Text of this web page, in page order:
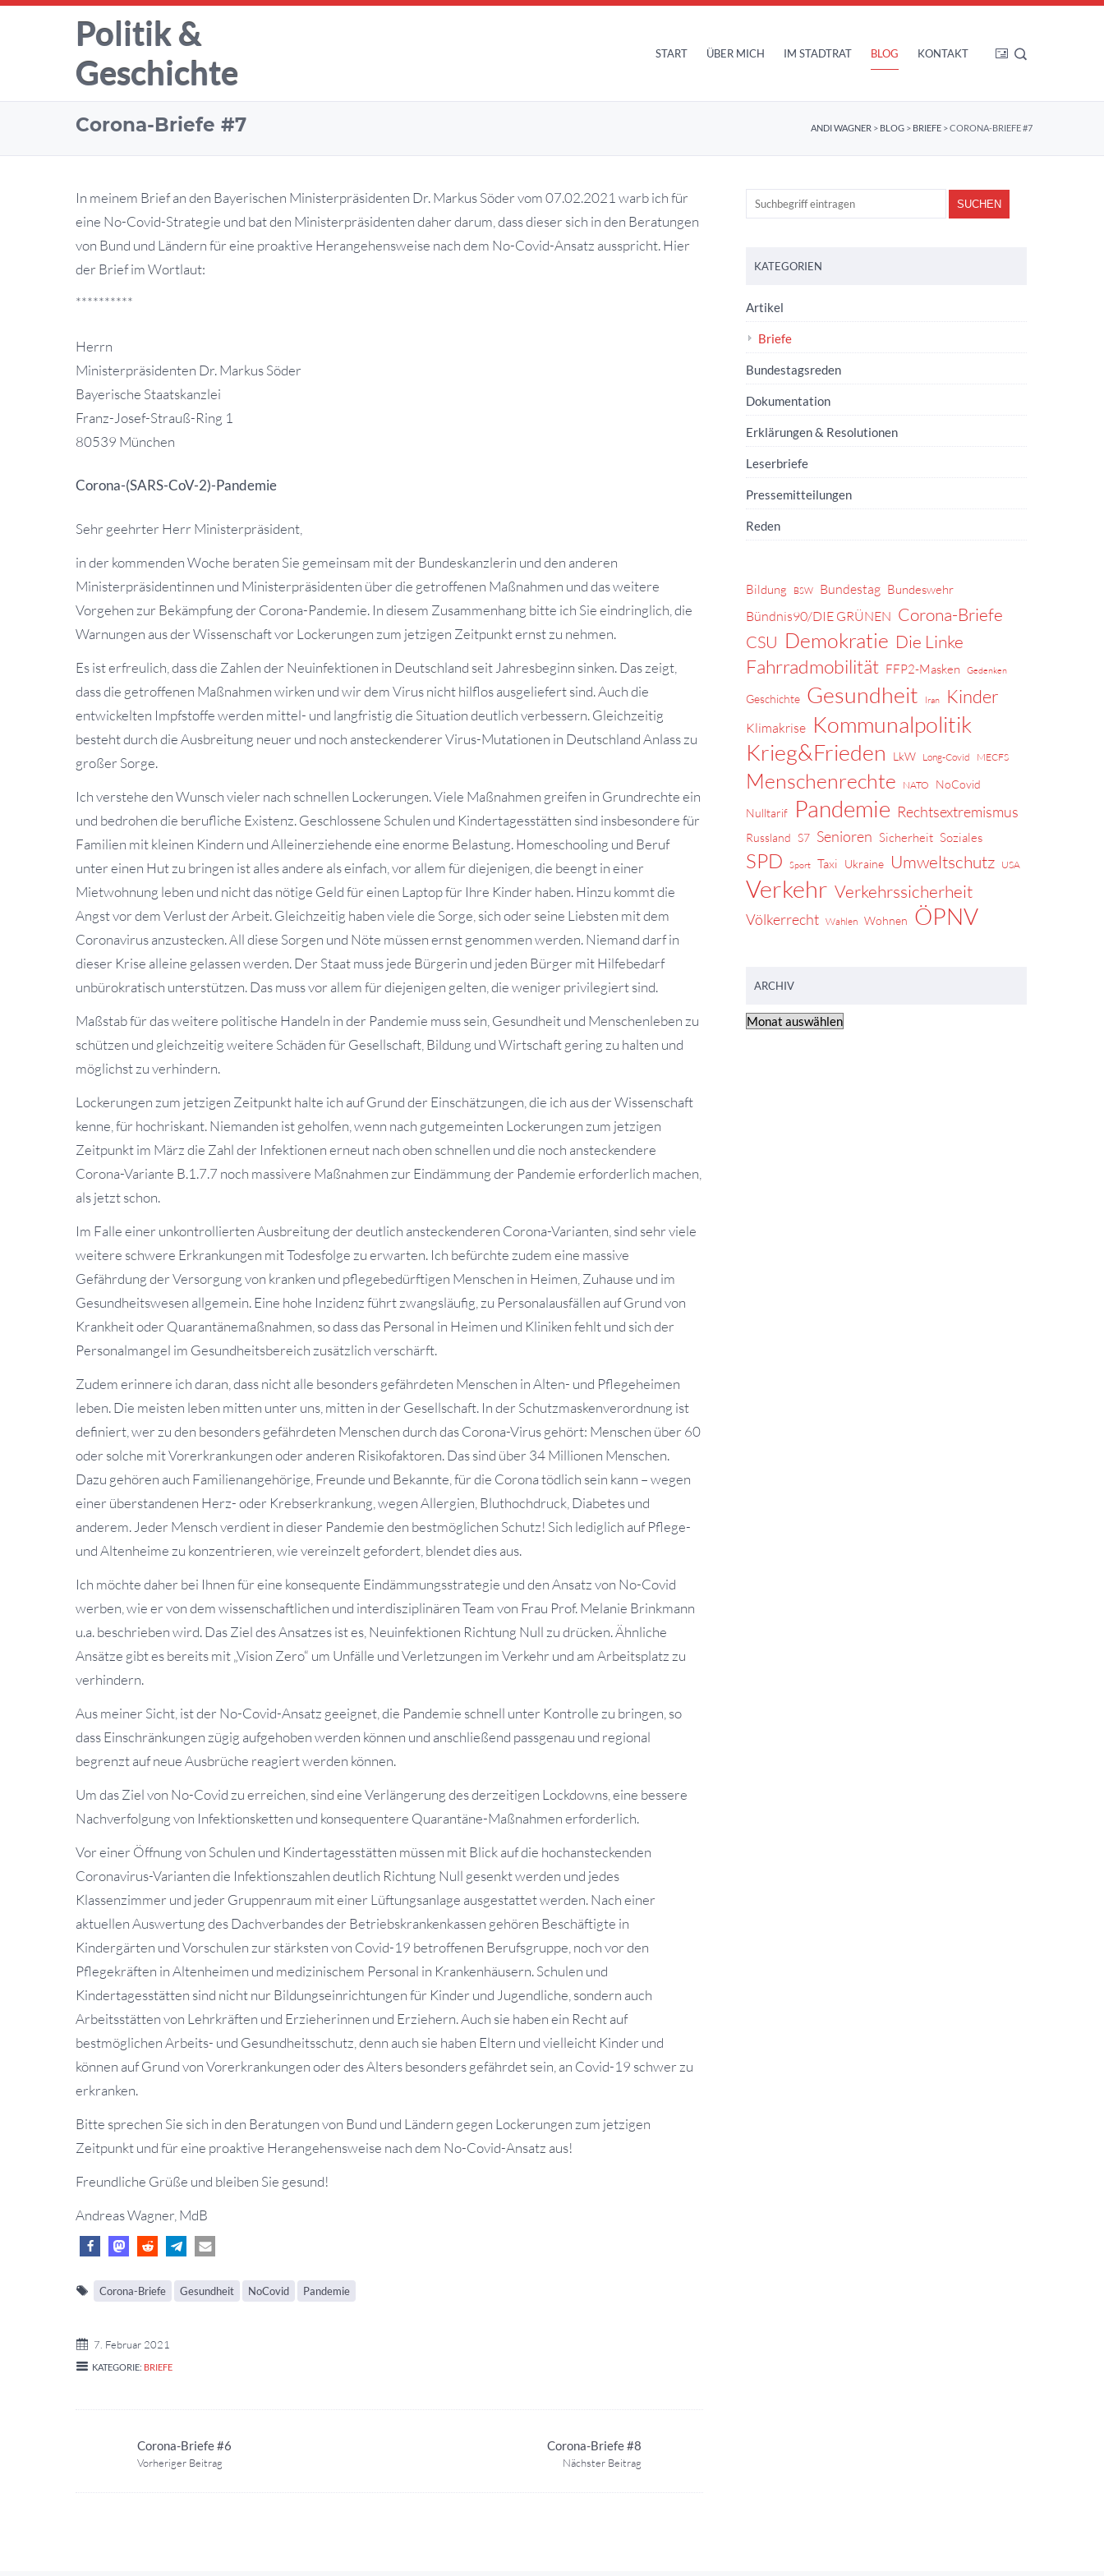
Politik &
Geschichte
START ÜBER MICH IM STADTRAT BLOG KONTAKT
Corona-Briefe #7 ANDI WAGNER > BLOG > BRIEFE >CORONA-BRIEFE #7
In meinem Brief an den Bayerischen Ministerpräsidenten Dr. Markus Söder vom 07.02.2021 warb ich für
eine No-Covid-Strategie und bat den Ministerpräsidenten daher darum, dass dieser sich in den Beratungen
von Bund und Ländern für eine proaktive Herangehensweise nach dem No-Covid-Ansatz ausspricht. Hier
der Brief im Wortlaut:
**********
Herrn
Ministerpräsidenten Dr. Markus Söder
Bayerische Staatskanzlei
Franz-Josef-Strauß-Ring 1
80539 München
Corona-(SARS-CoV-2)-Pandemie
Sehr geehrter Herr Ministerpräsident,
in der kommenden Woche beraten Sie gemeinsam mit der Bundeskanzlerin und den anderen
Ministerpräsidentinnen und Ministerpräsidenten über die getroffenen Maßnahmen und das weitere
Vorgehen zur Bekämpfung der Corona-Pandemie. In diesem Zusammenhang bitte ich Sie eindringlich, die
Warnungen aus der Wissenschaft vor Lockerungen zum jetzigen Zeitpunkt ernst zu nehmen.
Es ist erfreulich, dass die Zahlen der Neuinfektionen in Deutschland seit Jahresbeginn sinken. Das zeigt,
dass die getroffenen Maßnahmen wirken und wir dem Virus nicht hilflos ausgeliefert sind. Auch die
entwickelten Impfstoffe werden mittel- und langfristig die Situation deutlich verbessern. Gleichzeitig
besteht durch die Ausbreitung neuer und noch ansteckenderer Virus-Mutationen in Deutschland Anlass zu
großer Sorge.
Ich verstehe den Wunsch vieler nach schnellen Lockerungen. Viele Maßnahmen greifen in Grundrechte ein
und bedrohen die berufliche Existenz. Geschlossene Schulen und Kindertagesstätten sind insbesondere für
Familien mit kleinen Kindern und Alleinerziehende eine enorme Belastung. Homeschooling und Beruf
unter einen Hut zu bringen ist alles andere als einfach, vor allem für diejenigen, die beengt in einer
Mietwohnung leben und nicht das nötige Geld für einen Laptop für Ihre Kinder haben. Hinzu kommt die
Angst vor dem Verlust der Arbeit. Gleichzeitig haben viele die Sorge, sich oder seine Liebsten mit dem
Coronavirus anzustecken. All diese Sorgen und Nöte müssen ernst genommen werden. Niemand darf in
dieser Krise alleine gelassen werden. Der Staat muss jede Bürgerin und jeden Bürger mit Hilfebedarf
unbürokratisch unterstützen. Das muss vor allem für diejenigen gelten, die weniger privilegiert sind.
Maßstab für das weitere politische Handeln in der Pandemie muss sein, Gesundheit und Menschenleben zu
schützen und gleichzeitig weitere Schäden für Gesellschaft, Bildung und Wirtschaft gering zu halten und
möglichst zu verhindern.
Lockerungen zum jetzigen Zeitpunkt halte ich auf Grund der Einschätzungen, die ich aus der Wissenschaft
kenne, für hochriskant. Niemanden ist geholfen, wenn nach gutgemeinten Lockerungen zum jetzigen
Zeitpunkt im März die Zahl der Infektionen erneut nach oben schnellen und die noch ansteckendere
Corona-Variante B.1.7.7 noch massivere Maßnahmen zur Eindämmung der Pandemie erforderlich machen,
als jetzt schon.
Im Falle einer unkontrollierten Ausbreitung der deutlich ansteckenderen Corona-Varianten, sind sehr viele
weitere schwere Erkrankungen mit Todesfolge zu erwarten. Ich befürchte zudem eine massive
Gefährdung der Versorgung von kranken und pflegebedürftigen Menschen in Heimen, Zuhause und im
Gesundheitswesen allgemein. Eine hohe Inzidenz führt zwangsläufig, zu Personalausfällen auf Grund von
Krankheit oder Quarantänemaßnahmen, so dass das Personal in Heimen und Kliniken fehlt und sich der
Personalmangel im Gesundheitsbereich zusätzlich verschärft.
Zudem erinnere ich daran, dass nicht alle besonders gefährdeten Menschen in Alten- und Pflegeheimen
leben. Die meisten leben mitten unter uns, mitten in der Gesellschaft. In der Schutzmaskenverordnung ist
definiert, wer zu den besonders gefährdeten Menschen durch das Corona-Virus gehört: Menschen über 60
oder solche mit Vorerkrankungen oder anderen Risikofaktoren. Das sind über 34 Millionen Menschen.
Dazu gehören auch Familienangehörige, Freunde und Bekannte, für die Corona tödlich sein kann – wegen
einer überstandenen Herz- oder Krebserkrankung, wegen Allergien, Bluthochdruck, Diabetes und
anderem. Jeder Mensch verdient in dieser Pandemie den bestmöglichen Schutz! Sich lediglich auf Pflege-
und Altenheime zu konzentrieren, wie vereinzelt gefordert, blendet dies aus.
Ich möchte daher bei Ihnen für eine konsequente Eindämmungsstrategie und den Ansatz von No-Covid
werben, wie er von dem wissenschaftlichen und interdisziplinären Team von Frau Prof. Melanie Brinkmann
u.a. beschrieben wird. Das Ziel des Ansatzes ist es, Neuinfektionen Richtung Null zu drücken. Ähnliche
Ansätze gibt es bereits mit „Vision Zero“ um Unfälle und Verletzungen im Verkehr und am Arbeitsplatz zu
verhindern.
Aus meiner Sicht, ist der No-Covid-Ansatz geeignet, die Pandemie schnell unter Kontrolle zu bringen, so
dass Einschränkungen zügig aufgehoben werden können und anschließend passgenau und regional
begrenzt auf neue Ausbrüche reagiert werden können.
Um das Ziel von No-Covid zu erreichen, sind eine Verlängerung des derzeitigen Lockdowns, eine bessere
Nachverfolgung von Infektionsketten und konsequentere Quarantäne-Maßnahmen erforderlich.
Vor einer Öffnung von Schulen und Kindertagesstätten müssen mit Blick auf die hochansteckenden
Coronavirus-Varianten die Infektionszahlen deutlich Richtung Null gesenkt werden und jedes
Klassenzimmer und jeder Gruppenraum mit einer Lüftungsanlage ausgestattet werden. Nach einer
aktuellen Auswertung des Dachverbandes der Betriebskrankenkassen gehören Beschäftigte in
Kindergärten und Vorschulen zur stärksten von Covid-19 betroffenen Berufsgruppe, noch vor den
Pflegekräften in Altenheimen und medizinischem Personal in Krankenhäusern. Schulen und
Kindertagesstätten sind nicht nur Bildungseinrichtungen für Kinder und Jugendliche, sondern auch
Arbeitsstätten von Lehrkräften und Erzieherinnen und Erziehern. Auch sie haben ein Recht auf
bestmöglichen Arbeits- und Gesundheitsschutz, denn auch sie haben Eltern und vielleicht Kinder und
können auf Grund von Vorerkrankungen oder des Alters besonders gefährdet sein, an Covid-19 schwer zu
erkranken.
Bitte sprechen Sie sich in den Beratungen von Bund und Ländern gegen Lockerungen zum jetzigen
Zeitpunkt und für eine proaktive Herangehensweise nach dem No-Covid-Ansatz aus!
Freundliche Grüße und bleiben Sie gesund!
Andreas Wagner, MdB
Corona-Briefe Gesundheit NoCovid Pandemie
7. Februar 2021
KATEGORIE: BRIEFE
Corona-Briefe #6
Vorheriger Beitrag
Corona-Briefe #8
Nächster Beitrag
KATEGORIEN
Artikel
Briefe
Bundestagsreden
Dokumentation
Erklärungen & Resolutionen
Leserbriefe
Pressemitteilungen
Reden
Bildung BSW Bundestag Bundeswehr
Bündnis90/DIE GRÜNEN Corona-Briefe
CSU Demokratie Die Linke
Fahrradmobilität FFP2-Masken Gedenken
Geschichte Gesundheit Iran Kinder
Klimakrise Kommunalpolitik
Krieg&Frieden
LkW Long-Covid MECFS
Menschenrechte NATO NoCovid
Nulltarif Pandemie Rechtsextremismus
Russland S7 Senioren Sicherheit Soziales
SPD Sport Taxi Ukraine Umweltschutz USA
Verkehr Verkehrssicherheit
Völkerrecht Wahlen Wohnen ÖPNV
ARCHIV